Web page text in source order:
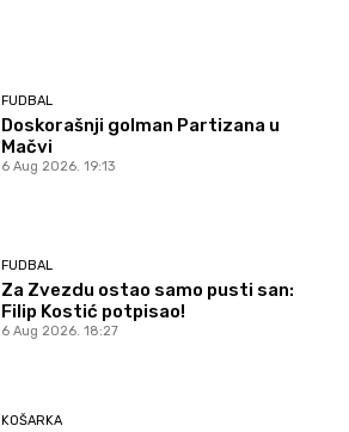
FUDBAL
Doskorašnji golman Partizana u
Mačvi
6 Aug 2026. 19:13
FUDBAL
Za Zvezdu ostao samo pusti san:
Filip Kostić potpisao!
6 Aug 2026. 18:27
KOŠARKA